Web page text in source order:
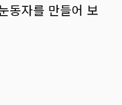
동자를 만들어 보